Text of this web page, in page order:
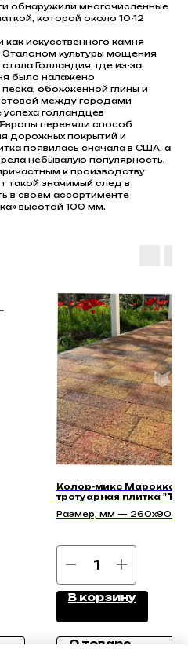
обнаружили многочисленные
которой около 10-12
искусственного камня
Эталоном культуры мощения
Голландия, где из-за
было налажено
обожженной глины и
между городами
голландцев
переняли способ
дорожных покрытий и
появилась сначала в США, а
небывалую популярность.
к производству
такой значимый след в
в своем ассортименте
высотой 100 мм.
Колор-микс Марокко |
тротуарная плитка
Размер, мм —
В корзину
О товаре